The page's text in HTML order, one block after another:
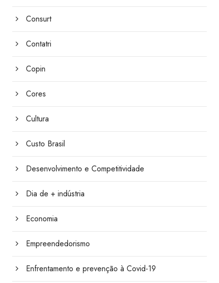
Consurt
Contatri
Copin
Cores
Cultura
Custo Brasil
Desenvolvimento e Competitividade
Dia de + indústria
Economia
Empreendedorismo
Enfrentamento e prevenção à Covid-19